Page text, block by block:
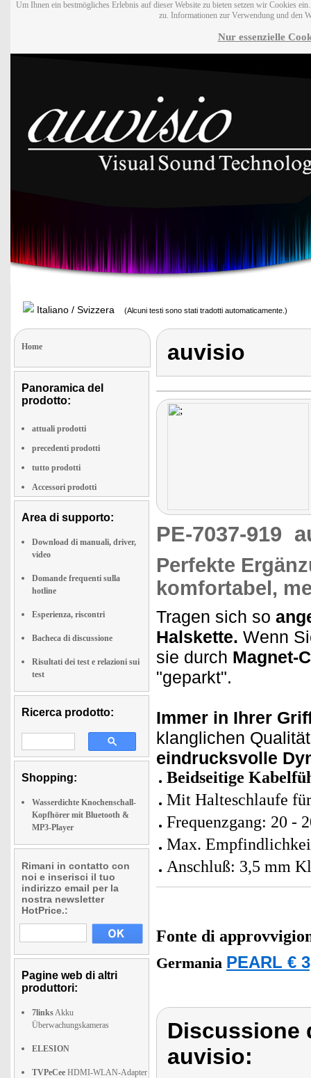
Um Ihnen ein bestmögliches Erlebnis auf dieser Website zu bieten setzen wir Cookies
zu. Informationen zur Verwendung und den
Nur essenzielle
Italiano / Svizzera (Alcuni testi sono stati tradotti automaticamente.)
Home
Panoramica del
prodotto:
attuali prodotti
precedenti prodotti
tutto prodotti
Accessori prodotti
Area di supporto:
Download di manuali, driver,
video
Domande frequenti sulla
hotline
Esperienza, riscontri
Bacheca di discussione
Risultati dei test e relazioni sui
test
Ricerca prodotto:
Shopping:
Wasserdichte Knochenschall-
Kopfhörer mit Bluetooth &
MP3-Player
Rimani in contatto con
noi e inserisci il tuo
indirizzo email per la
nostra newsletter
HotPrice.:
Pagine web di altri
produttori:
7linksAkku
Überwachungskameras
ELESION
TVPeCee HDMI-WLAN-Adapter
auvisio
PE-7037-919
Perfekte
komfortabel,
Tragen sich so
Halskette. Wenn
sie durch Magnet-
"geparkt".
Immer in Ihrer
klanglichen
eindrucksvolle
Beidseitige
Mit Halteschlaufe
Frequenzgang: 20 -
Max.
Anschluß: 3,5 mm
Fonte di
Germania PEARL €
Discussione
auvisio: